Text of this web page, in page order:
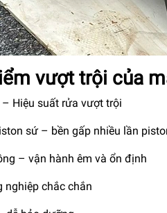
vượt trội của
Hiệu suất rửa vượt trội
sứ – bền gấp nhiều lần
– vận hành êm và ổn định
nghiệp chắc chắn